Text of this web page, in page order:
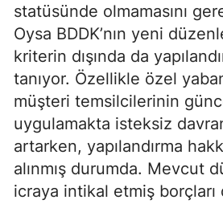
statüsünde olmamasını
Oysa BDDK’nın yeni
kriterin dışında da
tanıyor. Özellikle özel
müşteri temsilcilerinin
uygulamakta isteksiz
artarken, yapılandırma
alınmış durumda. Mevcut
icraya intikal etmiş borçları